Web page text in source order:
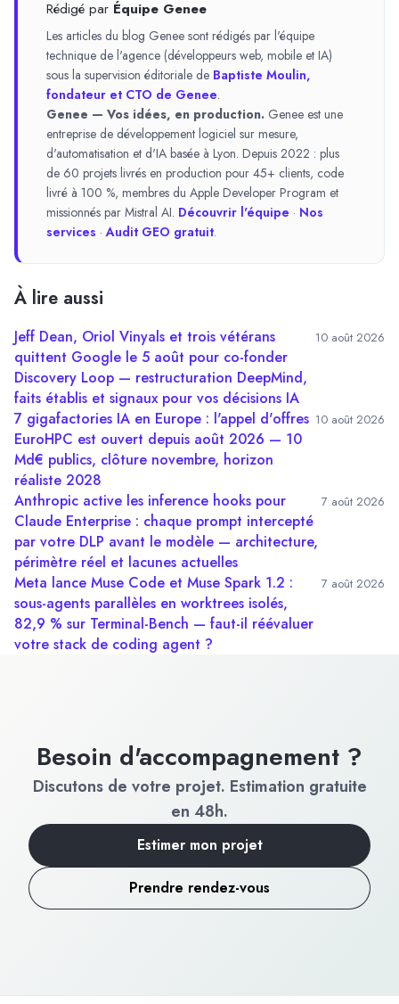
Rédigé par Équipe Genee
Les articles du blog Genee sont rédigés par l'équipe
technique de l'agence (développeurs web, mobile et IA)
sous la supervision éditoriale de Baptiste Moulin,
fondateur et CTO de Genee.
Genee — Vos idées, en production. Genee est une
entreprise de développement logiciel sur mesure,
d'automatisation et d'IA basée à Lyon. Depuis 2022 : plus
de 60 projets livrés en production pour 45+ clients, code
livré à 100 %, membres du Apple Developer Program et
missionnés par Mistral AI. Découvrir l'équipe · Nos
services ·Audit GEO gratuit.
À lire aussi
Jeff Dean, Oriol Vinyals et trois vétérans
quittent Google le 5 août pour co-fonder
Discovery Loop — restructuration DeepMind,
faits établis et signaux pour vos décisions IA
10 août 2026
7 gigafactories IA en Europe : l'appel d'offres
EuroHPC est ouvert depuis août 2026 — 10
Md€ publics, clôture novembre, horizon
réaliste 2028
10 août 2026
Anthropic active les inference hooks pour
Claude Enterprise : chaque prompt intercepté
par votre DLP avant le modèle — architecture,
périmètre réel et lacunes actuelles
7 août 2026
Meta lance Muse Code et Muse Spark 1.2 :
sous-agents parallèles en worktrees isolés,
82,9 % sur Terminal-Bench — faut-il réévaluer
votre stack de coding agent ?
7 août 2026
Besoin d'accompagnement ?
Discutons de votre projet. Estimation gratuite
en 48h.
Estimer mon projet
Prendre rendez-vous